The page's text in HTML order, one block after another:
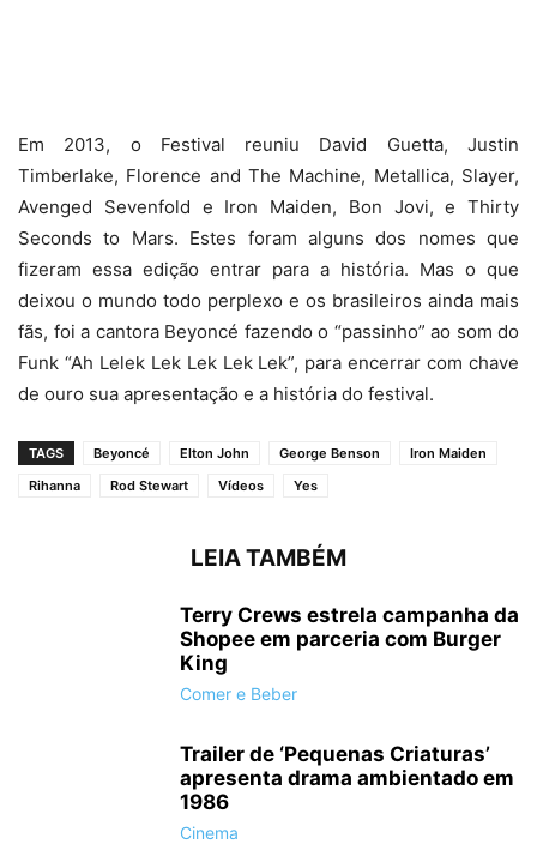
Em 2013, o Festival reuniu David Guetta, Justin
Timberlake, Florence and The Machine, Metallica, Slayer,
Avenged Sevenfold e Iron Maiden, Bon Jovi, e Thirty
Seconds to Mars. Estes foram alguns dos nomes que
fizeram essa edição entrar para a história. Mas o que
deixou o mundo todo perplexo e os brasileiros ainda mais
fãs, foi a cantora Beyoncé fazendo o “passinho” ao som do
Funk “Ah Lelek Lek Lek Lek Lek”, para encerrar com chave
de ouro sua apresentação e a história do festival.
TAGS Beyoncé Elton John George Benson
Iron Maiden
Rihanna
Rod Stewart Vídeos Yes
LEIA TAMBÉM
Terry Crews estrela campanha da
Shopee em parceria com Burger
King
Comer e Beber
Trailer de ‘Pequenas Criaturas’
apresenta drama ambientado em
1986
Cinema